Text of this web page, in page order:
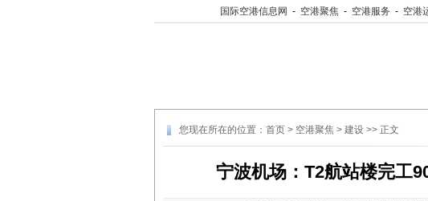
国际空港信息网 - 空港聚焦 - 空港服务 - 空港
您现在所在的位置： 首页 > 空港聚焦 > 建设 >> 正文
宁波机场：T2航站楼完工